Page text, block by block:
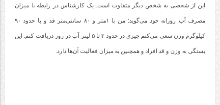
این از شخصی به شخص دیگر متفاوت است. یک کارشناس در رابطه با میزان
مصرف آب روزانه خود می‌گوید: من با ۱متر و ۸۰ سانتی‌متر قد و با حدود ۹۰
کیلوگرم وزن سعی می‌کنم چیزی در حدود ۳ تا ۵ لیتر آب در روز دریافت کنم. این
بستگی به وزن و قد افراد و همچنین به میزان فعالیت آن‌ها دارد.